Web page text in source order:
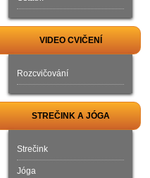
VIDEO CVIČENÍ
Rozcvičování
STREČINK A JÓGA
Strečink
Jóga